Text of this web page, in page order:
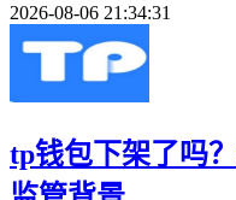
2026-08-06 21:34:31
tp钱包下架了吗